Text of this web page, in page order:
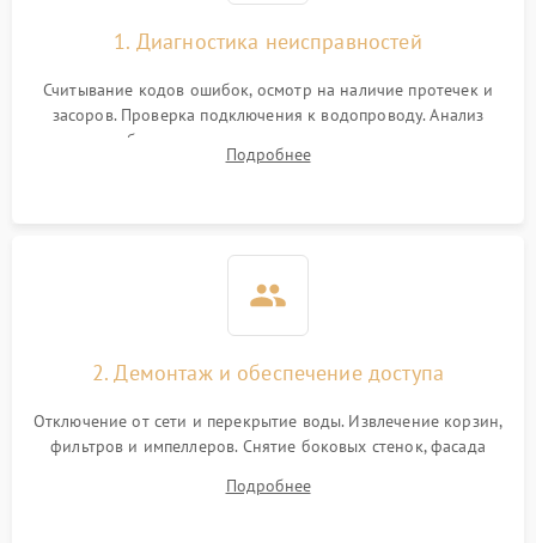
1. Диагностика неисправностей
Считывание кодов ошибок, осмотр на наличие протечек и
засоров. Проверка подключения к водопроводу. Анализ
жалоб на отсутствие слива, нагрева, вращения
разбрызгивателей или срабатывание системы защиты
Подробнее
2. Демонтаж и обеспечение доступа
Отключение от сети и перекрытие воды. Извлечение корзин,
фильтров и импеллеров. Снятие боковых стенок, фасада
циркуляционному насосу, ТЭНу и сливной помпе.
Подробнее